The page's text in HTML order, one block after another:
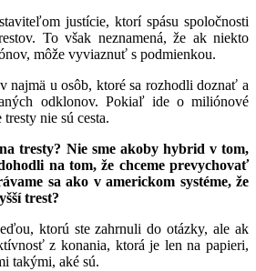
justície, ktorí spásu spoločnosti
To však neznamená, že ak niekto
môže vyviaznuť s podmienkou.
najmä u osôb, ktoré sa rozhodli doznať a
odklonov. Pokiaľ ide o miliónové
nie sú cesta.
tresty? Nie sme akoby hybrid v tom,
na tom, že chceme prevychovať
sa ako v americkom systéme, že
trest?
ktorú ste zahrnuli do otázky, ale ak
z konania, ktorá je len na papieri,
takými, aké sú.